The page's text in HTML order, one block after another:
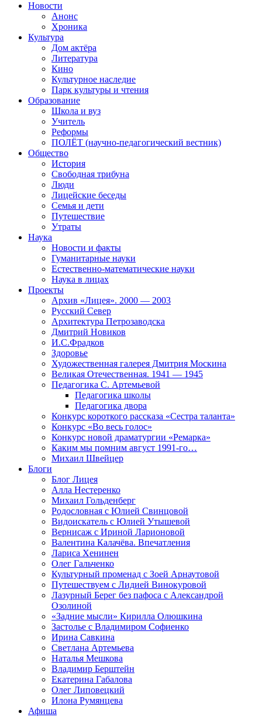
Новости
Анонс
Хроника
Культура
Дом актёра
Литература
Кино
Культурное наследие
Парк культуры и чтения
Образование
Школа и вуз
Учитель
Реформы
ПОЛЁТ (научно-педагогический вестник)
Общество
История
Свободная трибуна
Люди
Лицейские беседы
Семья и дети
Путешествие
Утраты
Наука
Новости и факты
Гуманитарные науки
Естественно-математические науки
Наука в лицах
Проекты
Архив «Лицея». 2000 — 2003
Русский Север
Архитектура Петрозаводска
Дмитрий Новиков
И.С.Фрадков
Здоровье
Художественная галерея Дмитрия Москина
Великая Отечественная. 1941 — 1945
Педагогика С. Артемьевой
Педагогика школы
Педагогика двора
Конкурс короткого рассказа «Сестра таланта»
Конкурс «Во весь голос»
Конкурс новой драматургии «Ремарка»
Каким мы помним август 1991-го…
Михаил Швейцер
Блоги
Блог Лицея
Алла Нестеренко
Михаил Гольденберг
Родословная с Юлией Свинцовой
Видоискатель с Юлией Утышевой
Вернисаж с Ириной Ларионовой
Валентина Калачёва. Впечатления
Лариса Хенинен
Олег Гальченко
Культурный променад с Зоей Арнаутовой
Путешествуем с Лидией Винокуровой
Лазурный Берег без пафоса с Александрой
Озолиной
«Задние мысли» Кирилла Олюшкина
Застолье с Владимиром Софиенко
Ирина Савкина
Светлана Артемьева
Наталья Мешкова
Владимир Берштейн
Екатерина Габалова
Олег Липовецкий
Илона Румянцева
Афиша